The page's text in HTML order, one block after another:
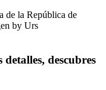
descubres